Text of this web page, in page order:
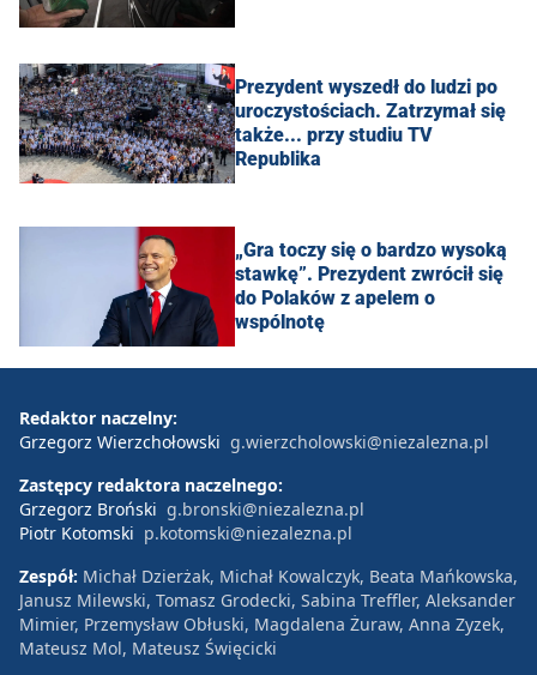
Prezydent wyszedł do ludzi po
uroczystościach. Zatrzymał się
także... przy studiu TV
Republika
„Gra toczy się o bardzo wysoką
stawkę”. Prezydent zwrócił się
do Polaków z apelem o
wspólnotę
Redaktor naczelny:
Grzegorz Wierzchołowski g.wierzcholowski@niezalezna.pl
Zastępcy redaktora naczelnego:
Grzegorz Broński g.bronski@niezalezna.pl
Piotr Kotomski p.kotomski@niezalezna.pl
Zespół: Michał Dzierżak, Michał Kowalczyk, Beata Mańkowska,
Janusz Milewski, Tomasz Grodecki, Sabina Treffler, Aleksander
Mimier, Przemysław Obłuski, Magdalena Żuraw, Anna Zyzek,
Mateusz Mol, Mateusz Święcicki